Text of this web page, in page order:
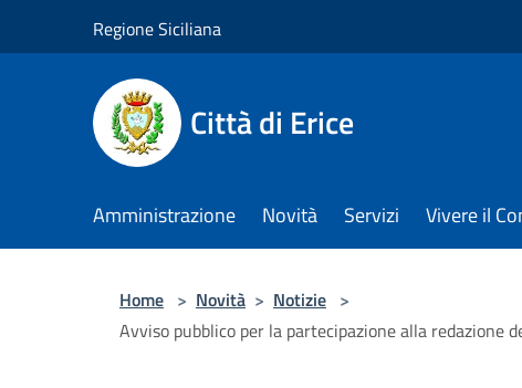
Regione Siciliana
Città di Erice
Amministrazione Novità Servizi Vivere il
Home > Novità > Notizie >
Avviso pubblico per la partecipazione alla redazione